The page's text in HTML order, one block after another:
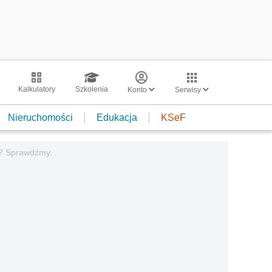
Kalkulatory Szkolenia Konto Serwisy
Nieruchomości Edukacja KSeF
Sprawdźmy.